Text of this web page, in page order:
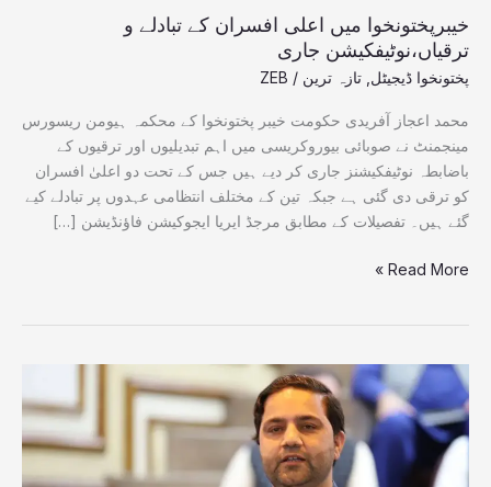
خیبرپختونخوا میں اعلی افسران کے تبادلے و
ترقیاں،نوٹیفکیشن جاری
پختونخوا ڈیجیٹل تازہ ترین /
ZEB
محمد اعجاز آفریدی حکومت خیبر پختونخوا کے محکمہ ہیومن ریسورس
مینجمنٹ نے صوبائی بیوروکریسی میں اہم تبدیلیوں اور ترقیوں کے
باضابطہ نوٹیفکیشنز جاری کر دیے ہیں جس کے تحت دو اعلیٰ افسران
کو ترقی دی گئی ہے جبکہ تین کے مختلف انتظامی عہدوں پر تبادلے کیے
گئے ہیں۔ تفصیلات کے مطابق مرجڈ ایریا ایجوکیشن فاؤنڈیشن […]
Read More »
بند
کالج
اور
کروڑ